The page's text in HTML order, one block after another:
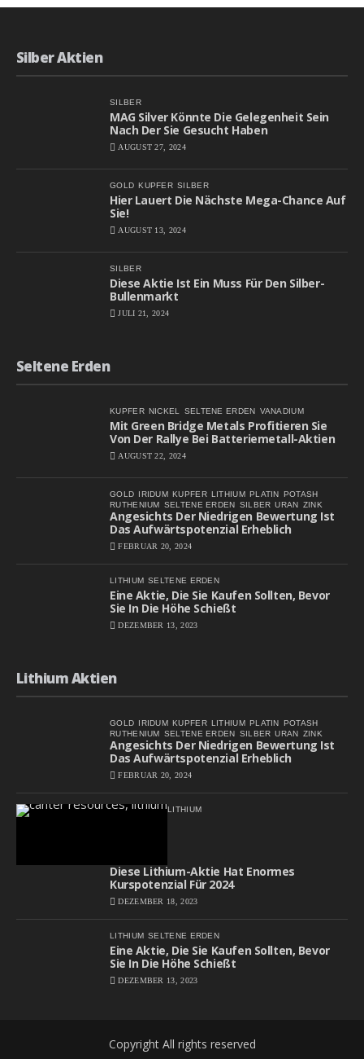
Silber Aktien
SILBER
MAG Silver Könnte Die Gelegenheit Sein
Nach Der Sie Gesucht Haben
AUGUST 27, 2024
GOLD KUPFER SILBER
Hier Lauert Die Nächste Mega-Chance Auf
Sie!
AUGUST 13, 2024
SILBER
Diese Aktie Ist Ein Muss Für Den Silber-
Bullenmarkt
JULI 21, 2024
Seltene Erden
KUPFER NICKEL SELTENE ERDEN VANADIUM
Mit Green Bridge Metals Profitieren Sie
Von Der Rallye Bei Batteriemetall-Aktien
AUGUST 22, 2024
GOLD IRIDUM KUPFER LITHIUM PLATIN
POTASH
RUTHENIUM
SELTENE ERDEN SILBER URAN ZINK
Angesichts Der Niedrigen Bewertung Ist
Das Aufwärtspotenzial Erheblich
FEBRUAR 20, 2024
LITHIUM SELTENE ERDEN
Eine Aktie, Die Sie Kaufen Sollten, Bevor
Sie In Die Höhe Schießt
DEZEMBER 13, 2023
Lithium Aktien
GOLD IRIDUM KUPFER LITHIUM PLATIN
POTASH
RUTHENIUM
SELTENE ERDEN SILBER URAN ZINK
Angesichts Der Niedrigen Bewertung Ist
Das Aufwärtspotenzial Erheblich
FEBRUAR 20, 2024
LITHIUM
Diese Lithium-Aktie Hat Enormes
Kurspotenzial Für 2024
DEZEMBER 18, 2023
LITHIUM SELTENE ERDEN
Eine Aktie, Die Sie Kaufen Sollten, Bevor
Sie In Die Höhe Schießt
DEZEMBER 13, 2023
Copyright All rights reserved